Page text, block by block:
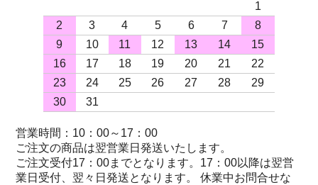
1
2
3 4 5 6 7
8
9
10 11 12 13 14
15
16
17 18 19 20 21
22
23
24 25 26 27 28
29
30
31
営業時間：10：00～17：00
ご注文の商品は翌営業日発送いたします。
ご注文受付17：00までとなります。17：00以降は翌営
業日受付、翌々日発送となります。 休業中お問合せな